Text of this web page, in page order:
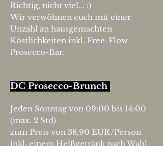
Richtig, nicht viel... :)
Wir verwöhnen euch mit einer
Unzahl an hausgemachten
Köstlichkeiten inkl. Free-Flow
Prosecco-Bar.
DC Prosecco-Brunch
Jeden Sonntag von 09:00 bis 14:00
(max. 2 Std)
zum Preis von 38,90 EUR/Person
inkl. einem Heißgetränk nach Wahl